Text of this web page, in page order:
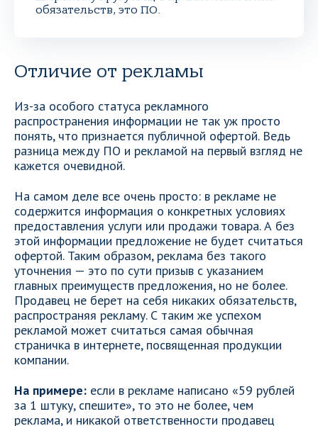
обязательств, это ПО.
Отличие от рекламы
Из-за особого статуса рекламного
распространения информации не так уж просто
понять, что признается публичной офертой. Ведь
разница между ПО и рекламой на первый взгляд не
кажется очевидной.
На самом деле все очень просто: в рекламе не
содержится информация о конкретных условиях
предоставления услуги или продажи товара. А без
этой информации предложение не будет считаться
офертой. Таким образом, реклама без такого
уточнения — это по сути призыв с указанием
главных преимуществ предложения, но не более.
Продавец не берет на себя никаких обязательств,
распространяя рекламу. С таким же успехом
рекламой может считаться самая обычная
страничка в интернете, посвященная продукции
компании.
На примере: если в рекламе написано «59 рублей
за 1 штуку, спешите», то это не более, чем
реклама, и никакой ответственности продавец